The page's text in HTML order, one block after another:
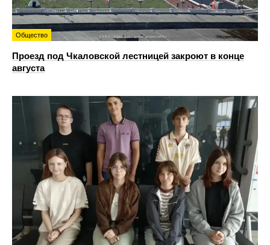
Общество
Проезд под Чкаловской лестницей закроют в конце
августа